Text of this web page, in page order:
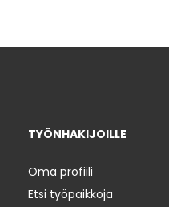
TYÖNHAKIJOILLE
Oma profiili
Etsi työpaikkoja